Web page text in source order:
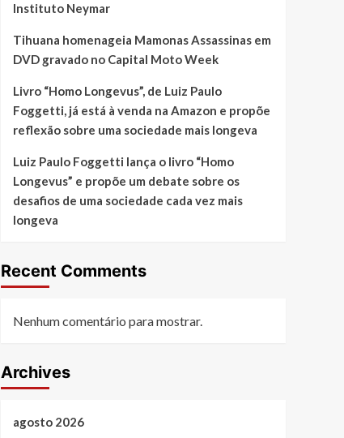
Instituto Neymar
Tihuana homenageia Mamonas Assassinas em
DVD gravado no Capital Moto Week
Livro “Homo Longevus”, de Luiz Paulo
Foggetti, já está à venda na Amazon e propõe
reflexão sobre uma sociedade mais longeva
Luiz Paulo Foggetti lança o livro “Homo
Longevus” e propõe um debate sobre os
desafios de uma sociedade cada vez mais
longeva
Recent Comments
Nenhum comentário para mostrar.
Archives
agosto 2026